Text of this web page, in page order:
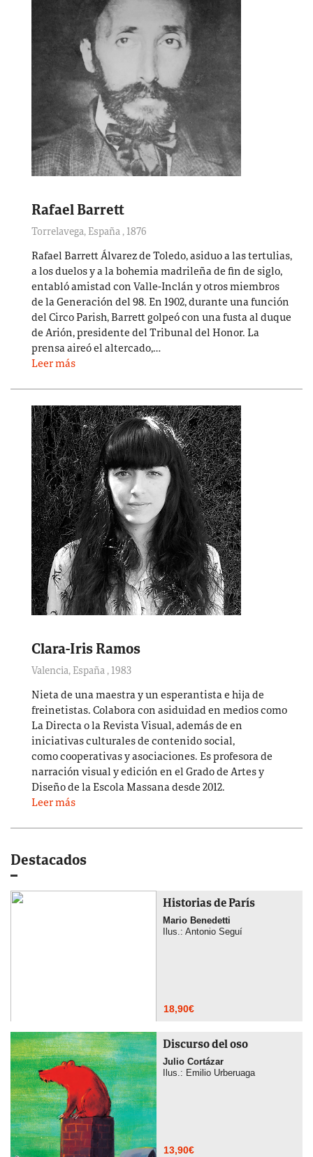
Rafael Barrett
Torrelavega, España , 1876
Rafael Barrett Álvarez de Toledo, asiduo a las tertulias,
a los duelos y a la bohemia madrileña de fin de siglo,
entabló amistad con Valle-Inclán y otros miembros
de la Generación del 98. En 1902, durante una función
del Circo Parish, Barrett golpeó con una fusta al duque
de Arión, presidente del Tribunal del Honor. La
prensa aireó el altercado,…
Leer más
Clara-Iris Ramos
Valencia, España , 1983
Nieta de una maestra y un esperantista e hija de
freinetistas. Colabora con asiduidad en medios como
La Directa o la Revista Visual, además de en
iniciativas culturales de contenido social,
como cooperativas y asociaciones. Es profesora de
narración visual y edición en el Grado de Artes y
Diseño de la Escola Massana desde 2012.
Leer más
Destacados
Historias de París
Mario Benedetti
Ilus.: Antonio Seguí
18,90€
Discurso del oso
Julio Cortázar
Ilus.: Emilio Urberuaga
13,90€